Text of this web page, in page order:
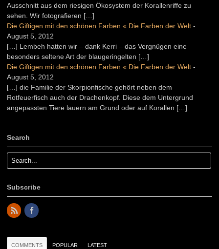
Ausschnitt aus dem riesigen Ökosystem der Korallenriffe zu
sehen. Wir fotografieren […]
Die Giftigen mit den schönen Farben « Die Farben der Welt -
August 5, 2012
[…] Lembeh hatten wir – dank Kerri – das Vergnügen eine
besonders seltene Art der blaugeringelten […]
Die Giftigen mit den schönen Farben « Die Farben der Welt -
August 5, 2012
[…] die Familie der Skorpionfische gehört neben dem
Rotfeuerfisch auch der Drachenkopf. Diese dem Untergrund
angepassten Tiere lauern am Grund oder auf Korallen […]
Search
Subscribe
COMMENTS POPULAR LATEST